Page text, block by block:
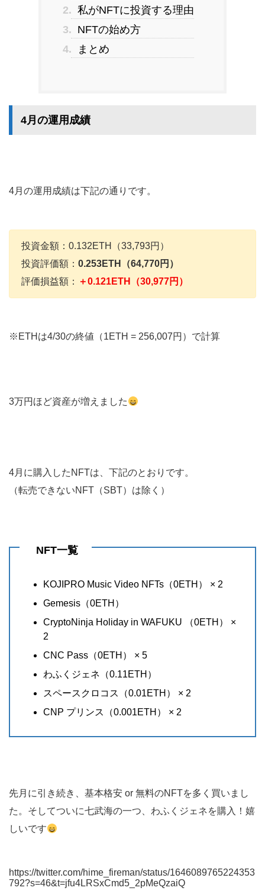
2. 私がNFTに投資する理由
3. NFTの始め方
4.
まとめ
4月の運用成績
4月の運用成績は下記の通りです。
投資金額：0.132ETH（33,793円）
投資評価額： 0.253ETH（64,770円）
評価損益額： ＋0.121ETH（30,977円）
※ETHは4/30の終値（1ETH = 256,007円）で計算
3万円ほど資産が増えました
4月に購入したNFTは、下記のとおりです。
（転売できないNFT（SBT）は除く）
NFT一覧
KOJIPRO Music Video NFTs（0ETH） × 2
Gemesis（0ETH）
CryptoNinja Holiday in WAFUKU （0ETH） ×
2
CNC Pass（0ETH） × 5
わふくジェネ（0.11ETH）
スペースクロコス（0.01ETH） × 2
CNP プリンス（0.001ETH） × 2
先月に引き続き、基本格安 or 無料のNFTを多く買いまし
た。そしてついに七武海の一つ、わふくジェネを購入！嬉
しいです
https://twitter.com/hime_fireman/status/1646089765224353
792?s=46&t=jfu4LRSxCmd5_2pMeQzaiQ